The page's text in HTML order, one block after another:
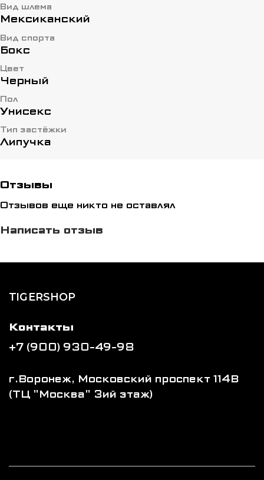
Вид шлема
Мексиканский
Вид спорта
Бокс
Цвет
Черный
Пол
Унисекс
Тип застёжки
Липучка
Отзывы
Отзывов еще никто не оставлял
Написать отзыв
TIGERSHOP
Контакты
+7 (900) 930-49-98
г.Воронеж, Московский проспект 114В
(ТЦ "Москва" 3ий этаж)